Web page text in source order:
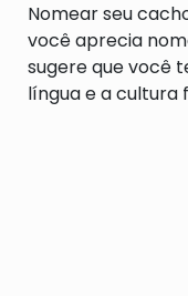
Nomear seu
você aprecia
sugere que você
língua e a cultura